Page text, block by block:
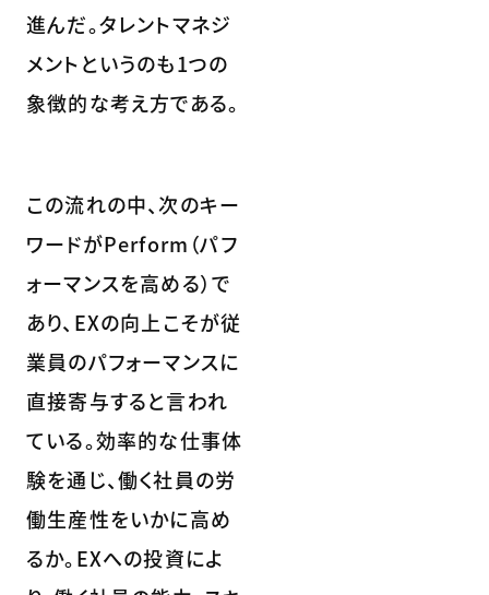
進んだ。タレントマネジ
メントというのも1つの
象徴的な考え方である。
この流れの中、次のキー
ワードがPerform（パフ
ォーマンスを高める）で
あり、EXの向上こそが従
業員のパフォーマンスに
直接寄与すると言われ
ている。効率的な仕事体
験を通じ、働く社員の労
働生産性をいかに高め
るか。EXへの投資によ